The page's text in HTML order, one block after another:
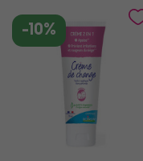
-10%